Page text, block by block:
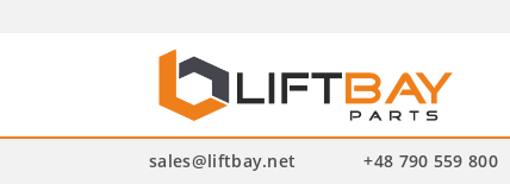
sales@liftbay.net +48 790 559 800